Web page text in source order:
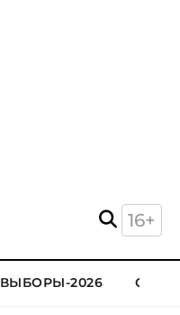
16+
ВЫБОРЫ-2026